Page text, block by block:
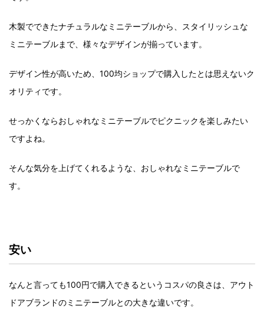
木製でできたナチュラルなミニテーブルから、スタイリッシュな
ミニテーブルまで、様々なデザインが揃っています。
デザイン性が高いため、100均ショップで購入したとは思えないク
オリティです。
せっかくならおしゃれなミニテーブルでピクニックを楽しみたい
ですよね。
そんな気分を上げてくれるような、おしゃれなミニテーブルで
す。
安い
なんと言っても100円で購入できるというコスパの良さは、アウト
ドアブランドのミニテーブルとの大きな違いです。